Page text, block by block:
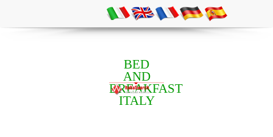
BED
AND
BREAKFAST
ITALY